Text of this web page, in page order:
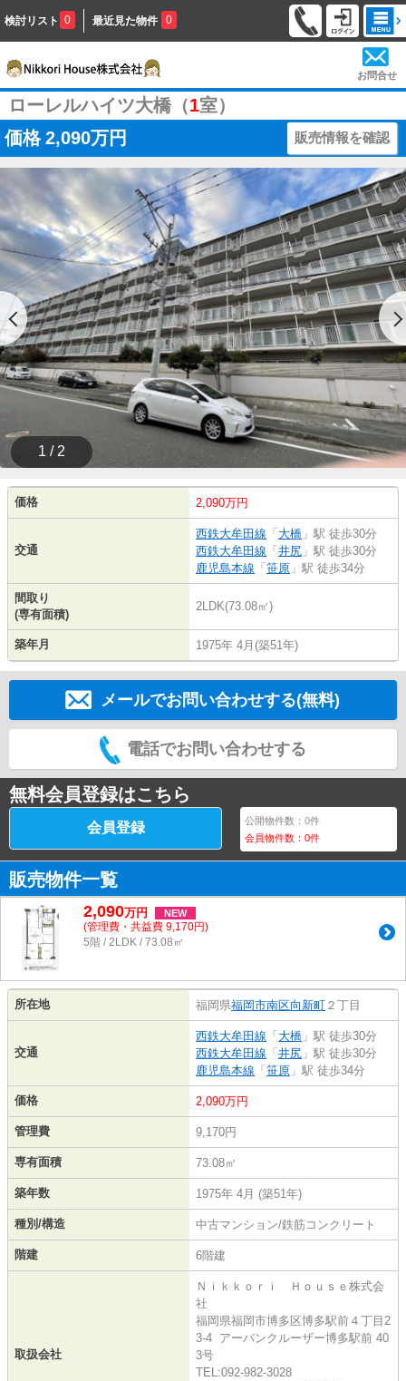
検討リスト 0 最近見た物件 0
お問合せ
ローレルハイツ大橋（1室）
価格 2,090万円 販売情報を確認
1 / 2
価格 2,090万円
交通
西鉄大牟田線 「 大橋 」駅 徒歩30分
西鉄大牟田線 「 井尻 」駅 徒歩30分
鹿児島本線 「 笹原 」駅 徒歩34分
間取り
(専有面積)
2LDK(73.08㎡)
築年月 1975年 4月(築51年)
メールでお問い合わせする(無料)
電話でお問い合わせする
無料会員登録はこちら
会員登録 公開物件数：0件
会員物件数：0件
販売物件一覧
2,090万円 NEW
(管理費・共益費 9,170円)
5階 / 2LDK / 73.08㎡
所在地 福岡県福岡市南区向新町 ２丁目
交通
西鉄大牟田線 「 大橋 」駅 徒歩30分
西鉄大牟田線 「 井尻 」駅 徒歩30分
鹿児島本線 「 笹原 」駅 徒歩34分
価格 2,090万円
管理費 9,170円
専有面積 73.08㎡
築年数 1975年 4月 (築51年)
種別/構造 中古マンション/鉄筋コンクリート
階建 6階建
取扱会社
Ｎｉｋｋｏｒｉ Ｈｏｕｓｅ株式会
社
福岡県福岡市博多区博多駅前４丁目2
3-4 アーバンクルーザー博多駅前 40
3号
TEL:092-982-3028